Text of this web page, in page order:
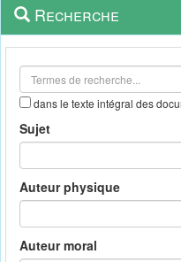
outils
contextuel
Recherche
dans le texte intégral des
Sujet
Auteur physique
Auteur moral